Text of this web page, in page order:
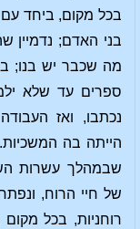
בכל מקום, ביחד
בני האדם; נדמיין
מה שכבר יש בנו;
ספרים עד שלא
נכתבו, ואז
הייתה בה המשכיות.
שבמהלך עשרות
של חיי הרוח,
רוחניות, בכל מקום